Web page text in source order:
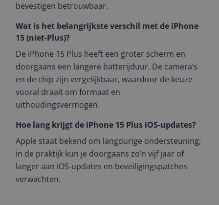
bevestigen betrouwbaar.
Wat is het belangrijkste verschil met de iPhone
15 (niet‑Plus)?
De iPhone 15 Plus heeft een groter scherm en
doorgaans een langere batterijduur. De camera’s
en de chip zijn vergelijkbaar, waardoor de keuze
vooral draait om formaat en
uithoudingsvermogen.
Hoe lang krijgt de iPhone 15 Plus iOS‑updates?
Apple staat bekend om langdurige ondersteuning;
in de praktijk kun je doorgaans zo’n vijf jaar of
langer aan iOS‑updates en beveiligingspatches
verwachten.